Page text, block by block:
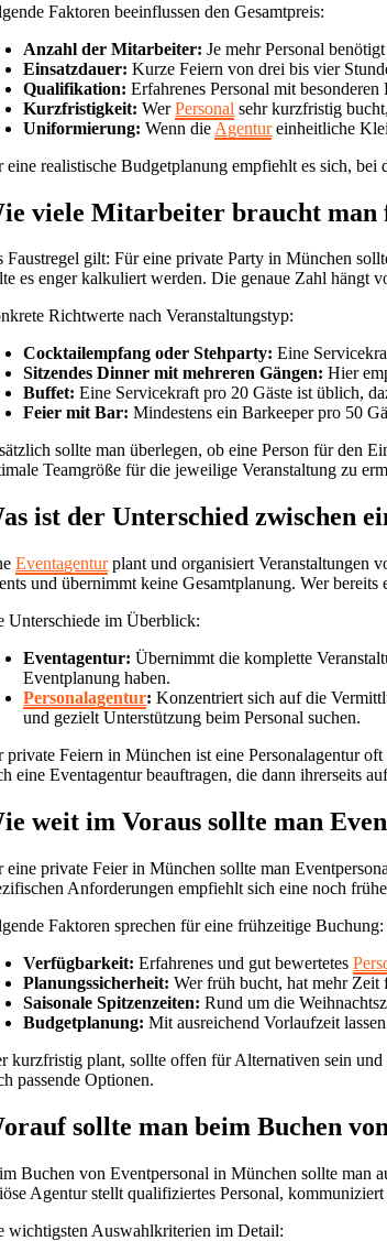
Faktoren beeinflussen den Gesamtpreis:
Anzahl der Mitarbeiter: Je mehr Personal
Einsatzdauer: Kurze Feiern von drei bis vier
Qualifikation: Erfahrenes Personal mit
Kurzfristigkeit: WerPersonal sehr kurzfristig
Uniformierung: Wenn die Agentureinheitliche
eine realistische Budgetplanung empfiehlt es sich, bei
viele Mitarbeiter braucht
Faustregel gilt: Für eine private Party in München
es enger kalkuliert werden. Die genaue Zahl hängt
Richtwerte nach Veranstaltungstyp:
Cocktailempfang oder Stehparty: Eine
Sitzendes Dinner mit mehreren Gängen: Hier
Buffet: Eine Servicekraft pro 20 Gäste ist üblich,
Feier mit Bar: Mindestens ein Barkeeper pro 50
sollte man überlegen, ob eine Person für den
Teamgröße für die jeweilige Veranstaltung zu
ist der Unterschied zwischen
Eventagenturplant und organisiert Veranstaltungen
und übernimmt keine Gesamtplanung. Wer
Unterschiede im Überblick:
Eventagentur: Übernimmt die komplette
Eventplanung haben.
Personalagentur: Konzentriert sich auf die
und gezielt Unterstützung beim Personal suchen.
private Feiern in München ist eine Personalagentur
eine Eventagentur beauftragen, die dann ihrerseits
weit im Voraus sollte man
eine private Feier in München sollte man
Anforderungen empfiehlt sich eine noch
Faktoren sprechen für eine frühzeitige Buchung:
Verfügbarkeit: Erfahrenes und gut bewertetes
Planungssicherheit: Wer früh bucht, hat mehr Zeit
Saisonale Spitzenzeiten: Rund um die
Budgetplanung: Mit ausreichend Vorlaufzeit
kurzfristig plant, sollte offen für Alternativen sein
passende Optionen.
sollte man beim Buchen
Buchen von Eventpersonal in München sollte man
Agentur stellt qualifiziertes Personal,
wichtigsten Auswahlkriterien im Detail: